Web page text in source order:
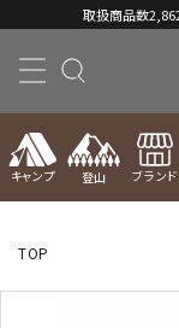
取扱商品数
キャンプ 登山 ブランド
ようこそ ゲスト 様
TOP